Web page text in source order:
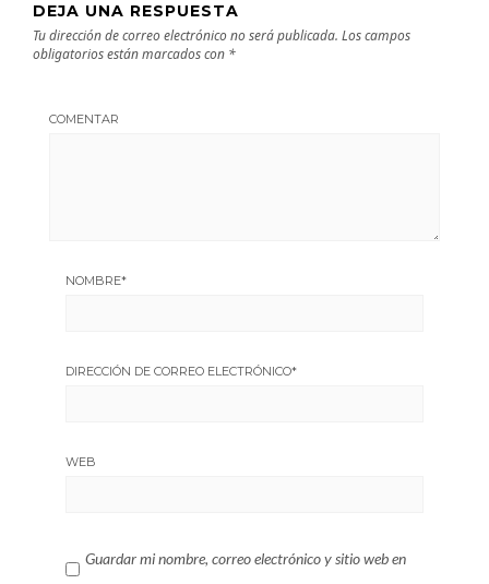
DEJA UNA RESPUESTA
Tu dirección de correo electrónico no será publicada. Los campos
obligatorios están marcados con *
COMENTAR
NOMBRE*
DIRECCIÓN DE CORREO ELECTRÓNICO*
WEB
Guardar mi nombre, correo electrónico y sitio web en